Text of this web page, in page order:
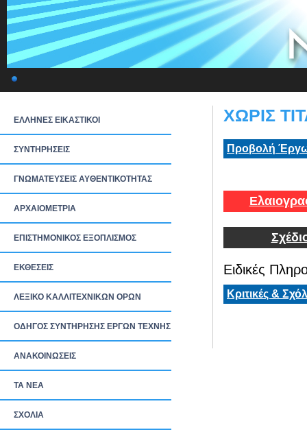
ΕΛΛΗΝΕΣ ΕΙΚΑΣΤΙΚΟΙ
ΣΥΝΤΗΡΗΣΕΙΣ
ΓΝΩΜΑΤΕΥΣΕΙΣ ΑΥΘΕΝΤΙΚΟΤΗΤΑΣ
ΑΡΧΑΙΟΜΕΤΡΙΑ
ΕΠΙΣΤΗΜΟΝΙΚΟΣ ΕΞΟΠΛΙΣΜΟΣ
ΕΚΘΕΣΕΙΣ
ΛΕΞΙΚΟ ΚΑΛΛΙΤΕΧΝΙΚΩΝ ΟΡΩΝ
ΟΔΗΓΟΣ ΣΥΝΤΗΡΗΣΗΣ ΕΡΓΩΝ ΤΕΧΝΗΣ
ΑΝΑΚΟΙΝΩΣΕΙΣ
ΤΑ ΝEΑ
ΣΧΟΛΙΑ
ΧΩΡΙΣ
Προβολή
Ειδικές
Κριτικές &